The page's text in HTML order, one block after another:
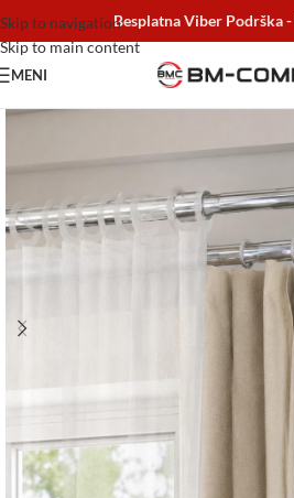
Skip to navigation
Skip to main content
Besplatna Viber Podrška -
MENI